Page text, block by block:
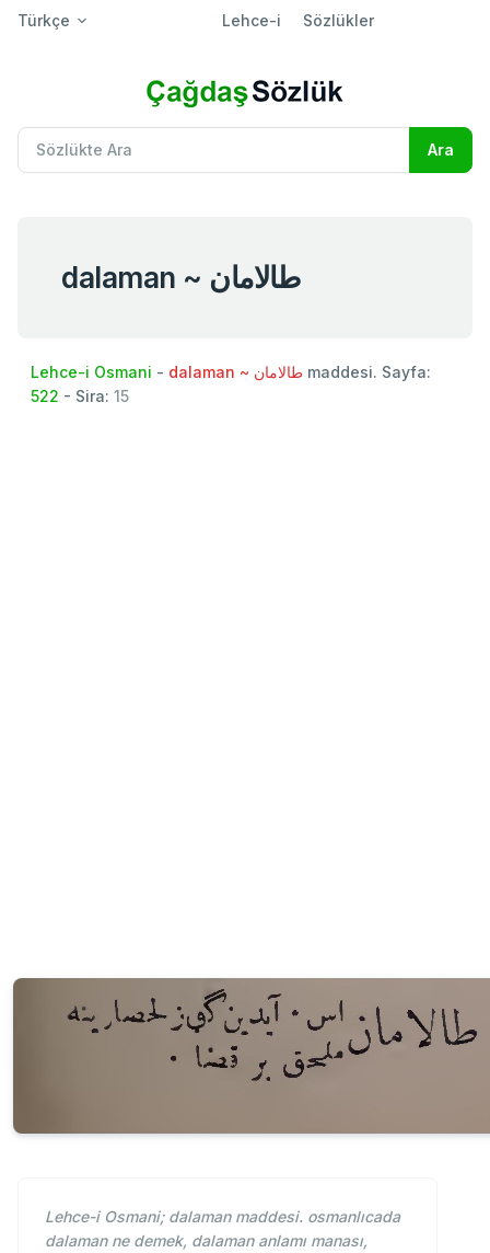
Türkçe Lehce-i Sözlükler
dalaman ~ طالامان
Lehce-i Osmani - dalaman ~ طالامان maddesi. Sayfa:
522 - Sira: 15
Lehce-i Osmani; dalaman maddesi. osmanlıcada
dalaman ne demek, dalaman anlamı manası,